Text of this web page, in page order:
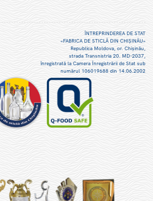
ÎNTREPRINDEREA DE STAT
«FABRICA DE STICLĂ DIN CHIŞINĂU»
Republica Moldova, or. Chişinău,
strada Transnistria 20. MD-2037,
înregistrată la Camera Înregistrării de Stat sub
numărul 106019688 din 14.06.2002